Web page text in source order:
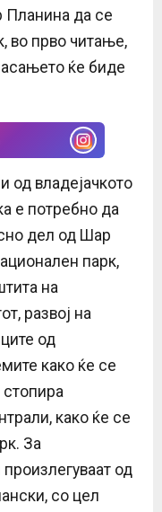
Планина да се
во прво читање,
ќе биде
од владејачкото
е потребно да
дел од Шар
парк,
на
развој на
од
како ќе се
стопира
како ќе се
За
од
со цел